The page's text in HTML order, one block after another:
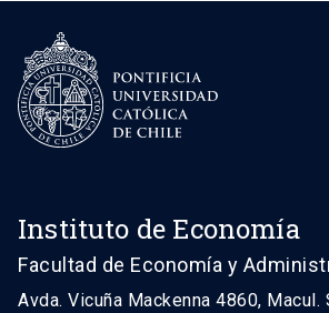
Instituto de Economía
Facultad de Economía y
Avda. Vicuña Mackenna 4860, Macul.